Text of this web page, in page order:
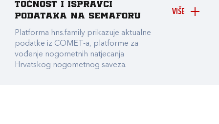
VIŠE
točnost i ispravci
podataka na Semaforu
Platforma hns.family prikazuje aktualne
podatke iz COMET-a, platforme za
vođenje nogometnih natjecanja
Hrvatskog nogometnog saveza.